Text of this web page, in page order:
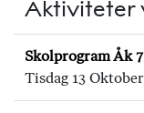
Aktiviteter
Skolprogram Åk
Tisdag 13